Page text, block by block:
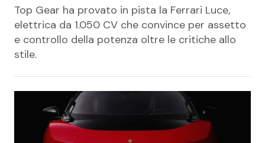
Top Gear ha provato in pista la Ferrari Luce,
elettrica da 1.050 CV che convince per assetto
e controllo della potenza oltre le critiche allo
stile.